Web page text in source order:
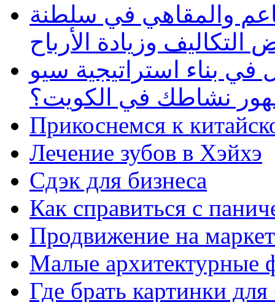
والمقاهي في سلطنة
وزيادة الأرباح
بناء استراتيجية سيو
نشاطك في الكويت؟
Прикоснемся к
Лечение зубов в Хэйхэ
Сдэк для бизнеса
Как справиться с
Продвижение на
Малые архитектурные
Где брать картинки